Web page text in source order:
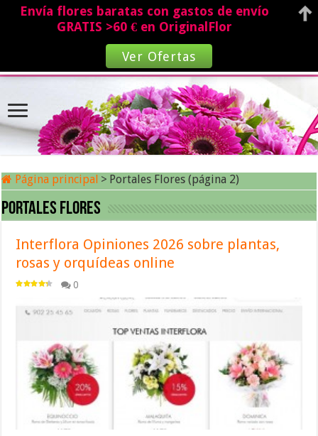
Página principal > Portales Flores (página 2)
Portales Flores
Interflora Opiniones 2026 sobre plantas,
rosas y orquídeas online
0
Envía flores baratas con gastos de envío
GRATIS >60 € en OriginalFlor
Ver Ofertas